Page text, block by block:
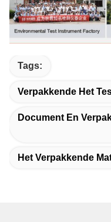
Tags:
Verpakkende Het
Document En
Het Verpakkende